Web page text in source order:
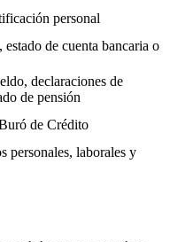
personal
de cuenta bancaria o
declaraciones de
de pensión
de Crédito
personales, laborales y